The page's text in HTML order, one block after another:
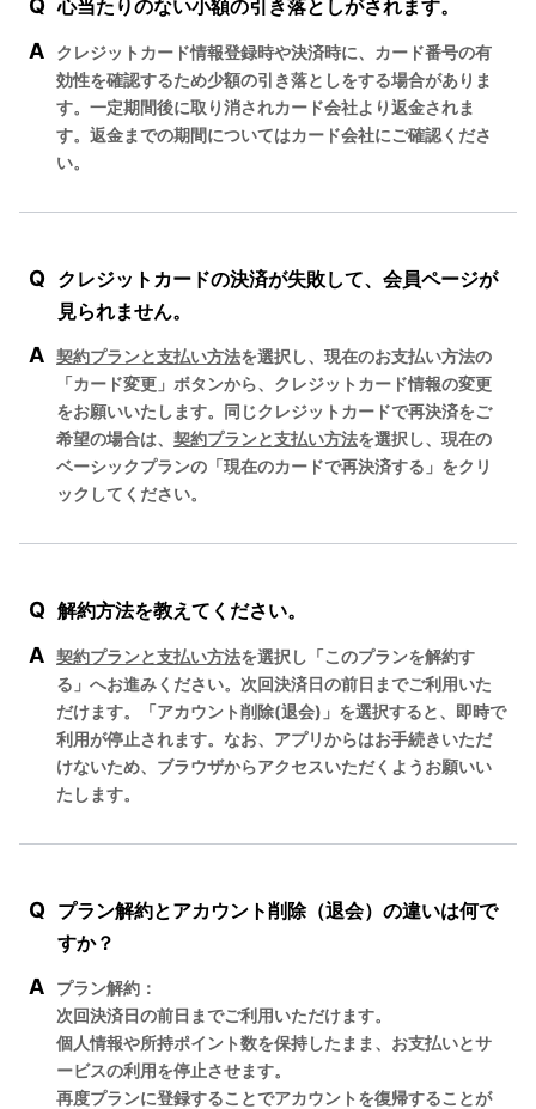
Q 心当たりのない小額の引き落としがされます。
A
クレジットカード情報登録時や決済時に、カード番号の有
効性を確認するため少額の引き落としをする場合がありま
す。一定期間後に取り消されカード会社より返金されま
す。返金までの期間についてはカード会社にご確認くださ
い。
Q クレジットカードの決済が失敗して、会員ページが
見られません。
A 契約プランと支払い方法を選択し、現在のお支払い方法の
「カード変更」ボタンから、クレジットカード情報の変更
をお願いいたします。同じクレジットカードで再決済をご
希望の場合は、 契約プランと支払い方法を選択し、現在の
ベーシックプランの「現在のカードで再決済する」をクリ
ックしてください。
Q 解約方法を教えてください。
A 契約プランと支払い方法を選択し「このプランを解約す
る」へお進みください。次回決済日の前日までご利用いた
だけます。「アカウント削除(退会)」を選択すると、即時で
利用が停止されます。なお、アプリからはお手続きいただ
けないため、ブラウザからアクセスいただくようお願いい
たします。
Q プラン解約とアカウント削除（退会）の違いは何で
すか？
A
プラン解約：
次回決済日の前日までご利用いただけます。
個人情報や所持ポイント数を保持したまま、お支払いとサ
ービスの利用を停止させます。
再度プランに登録することでアカウントを復帰することが